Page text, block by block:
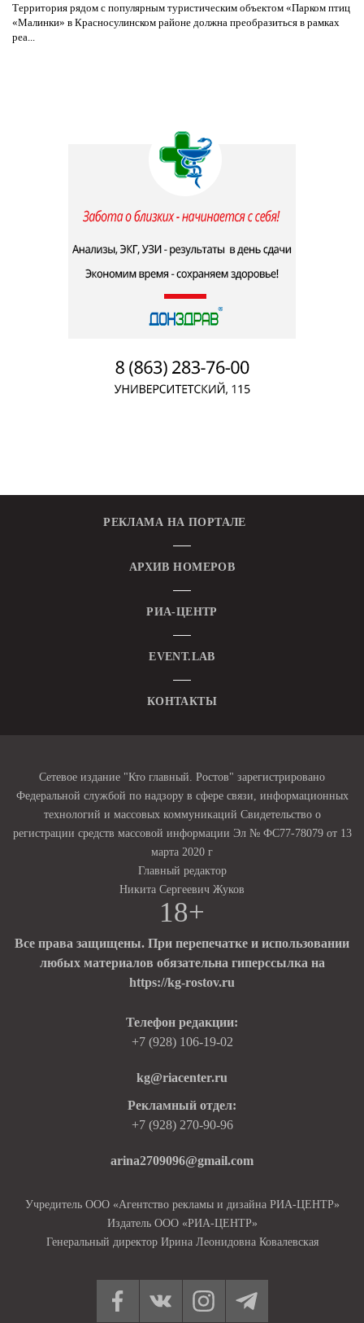
Территория рядом с популярным туристическим объектом «Парком птиц
«Малинки» в Красносулинском районе должна преобразиться в рамках
реа...
РЕКЛАМА НА ПОРТАЛЕ
АРХИВ НОМЕРОВ
РИА-ЦЕНТР
EVENT.LAB
КОНТАКТЫ
Сетевое издание "Кто главный. Ростов" зарегистрировано
Федеральной службой по надзору в сфере связи, информационных
технологий и массовых коммуникаций Свидетельство о
регистрации средств массовой информации Эл № ФС77-78079 от 13
марта 2020 г
Главный редактор
Никита Сергеевич Жуков
18+
Все права защищены. При перепечатке и использовании
любых материалов обязательна гиперссылка на
https://kg-rostov.ru
Телефон редакции:
+7 (928) 106-19-02
kg@riacenter.ru
Рекламный отдел:
+7 (928) 270-90-96
arina2709096@gmail.com
Учредитель ООО «Агентство рекламы и дизайна РИА-ЦЕНТР»
Издатель ООО «РИА-ЦЕНТР»
Генеральный директор Ирина Леонидовна Ковалевская